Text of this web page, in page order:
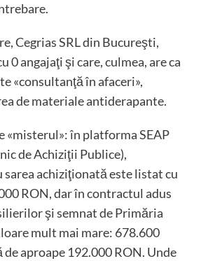
Cegrias SRL din Bucureşti,
0 angajaţi şi care, culmea, are ca
«consultanţă în afaceri»,
de materiale antiderapante.
«misterul»: în platforma SEAP
de Achiziţii Publice),
achiziţionată este listat cu
RON, dar în contractul adus
şi semnat de Primăria
mult mai mare: 678.600
aproape 192.000 RON. Unde